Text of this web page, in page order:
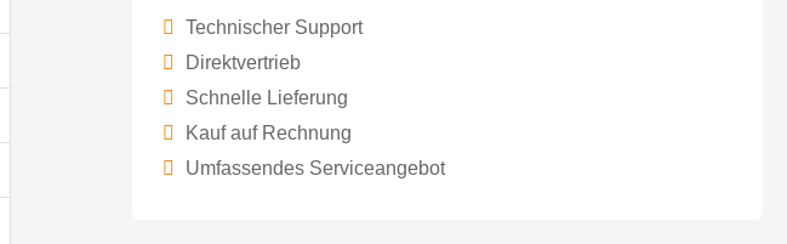
Technischer Support
Direktvertrieb
Schnelle Lieferung
Kauf auf Rechnung
Umfassendes Serviceangebot